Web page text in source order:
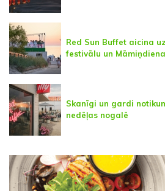
Red Sun Buffet aicina
festivālu un
Skanīgi un gardi
nedēļas nogalē